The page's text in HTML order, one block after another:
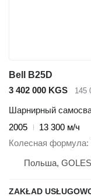
Bell B25D
3 402 000 KGS
145
Шарнирный
2005
13 300 м/ч
Колесная формула
Польша,
ZAKŁAD